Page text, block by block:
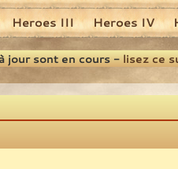
Heroes III Heroes IV
jour sont en cours -lisez ce